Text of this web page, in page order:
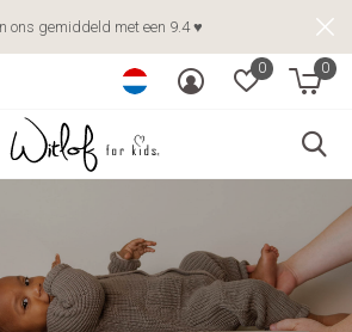
0 0
ons gemiddeld met een 9.4 ♥